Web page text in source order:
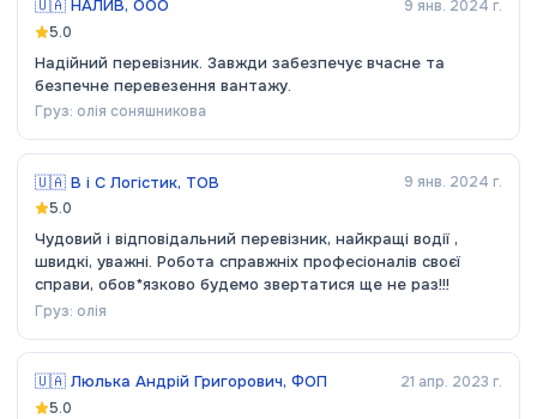
🇺🇦 НАЛИВ, ООО
9 янв. 2024 г.
5.0
Надійний перевізник. Завжди забезпечує вчасне та
безпечне перевезення вантажу.
Груз: олія соняшникова
🇺🇦 В і С Логістик, ТОВ
9 янв. 2024 г.
5.0
Чудовий і відповідальний перевізник, найкращі водії ,
швидкі, уважні. Робота справжніх професіоналів своєї
справи, обов*язково будемо звертатися ще не раз!!!
Груз: олія
🇺🇦 Люлька Андрій Григорович, ФОП
21 апр. 2023 г.
5.0